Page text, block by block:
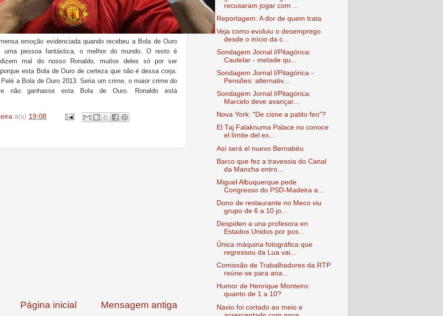
emoção evidenciada quando recebeu a Bola de Ouro
uma pessoa fantástica, o melhor do mundo. O resto é
mal do nosso Ronaldo, muitos deles só por ser
esta Bola de Ouro de certeza que não é dessa corja.
a Bola de Ouro 2013. Seria um crime, o maior crime do
não ganhasse esta Bola de Ouro. Ronaldo está
à(s) 19:08
Mensagem antiga
Página inicial
recusaram jogar com ...
Reportagem: A dor de quem trata
Veja como evoluiu o desemprego
desde o início da c...
Sondagem Jornal I/Pitagórica:
Cautelar - metade qu...
Sondagem Jornal I/Pitagórica -
Pensões: alternativ...
Sondagem Jornal I/Pitagórica:
Marcelo deve avançar...
Nova York: "De cisne a patito feo"?
El Taj Falaknuma Palace no conoce
el límite del ex...
Así será el nuevo Bernabéu
Barco que fez a travessia do Canal
da Mancha entro...
Miguel Albuquerque pede
Congresso do PSD-Madeira a...
Dono de restaurante no Meco viu
grupo de 6 a 10 jo...
Despiden a una profesora en
Estados Unidos por pos...
Única máquina fotográfica que
regressou da Lua vai...
Comissão de Trabalhadores da RTP
reúne-se para ana...
Humor de Henrique Monteiro:
quanto de 1 a 10?
Navio foi cortado ao meio e